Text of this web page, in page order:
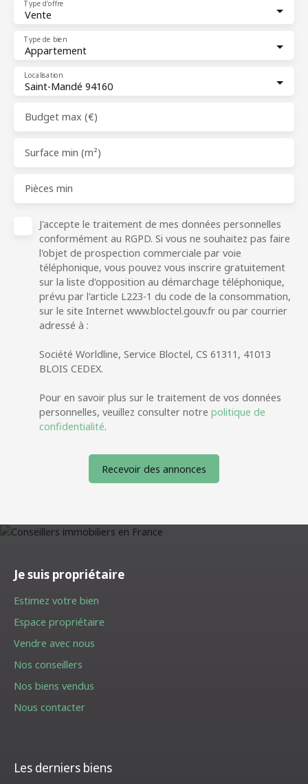
Vente
Type d'offre
Appartement
Type de bien
Saint-Mandé 94160
Localisation
Budget max (€)
Surface min (m²)
Pièces min
J'accepte le traitement de mes données personnelles
conformément au RGPD. Si vous ne souhaitez pas faire
l'objet de prospection commerciale par voie
téléphonique, vous pouvez vous inscrire gratuitement
sur la liste d'opposition au démarchage téléphonique,
prévu par l'article L223-1 du code de la consommation,
sur le site Internet www.bloctel.gouv.fr ou par courrier
adressé à :
Société Worldline, Service Bloctel, CS 61311, 41013
BLOIS CEDEX.
Pour en savoir plus sur le traitement de vos données
personnelles, veuillez consulter notre politique de
confidentialité.
Recevoir des annonces
Je suis propriétaire
Estimez votre bien
Espace propriétaire
Vendre avec nous
Nos conseillers
Nos biens vendus
Nous contacter
Les derniers biens